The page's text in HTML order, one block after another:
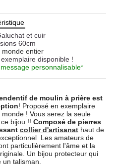
de moulin à prière est
! Proposé en exemplaire
! Vous serez la seule
bijou !! Composé de pierres
collier d'artisanat haut de
Les amateurs de
particulièrement l'âme et la
Un bijou protecteur qui
talisman.
et cuir
60cm
monde entier
disponible !
personnalisable*